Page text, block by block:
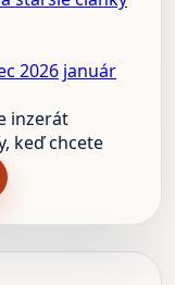
2026 január
inzerát
keď chcete